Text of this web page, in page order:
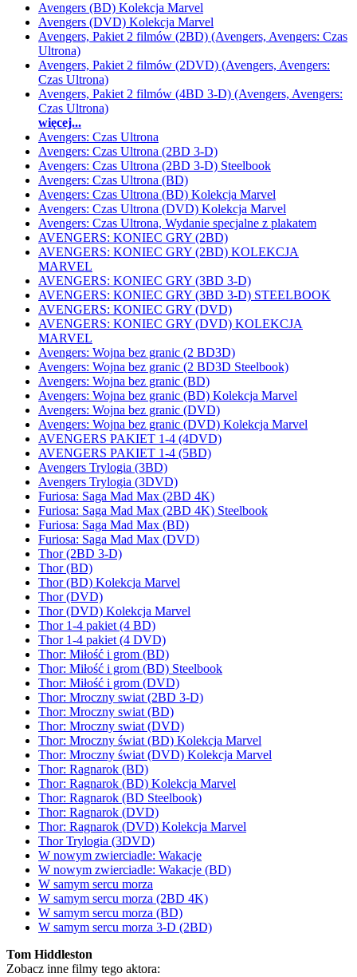
Avengers (BD) Kolekcja Marvel
Avengers (DVD) Kolekcja Marvel
Avengers, Pakiet 2 filmów (2BD) (Avengers, Avengers: Czas
Ultrona)
Avengers, Pakiet 2 filmów (2DVD) (Avengers, Avengers:
Czas Ultrona)
Avengers, Pakiet 2 filmów (4BD 3-D) (Avengers, Avengers:
Czas Ultrona)
więcej...
Avengers: Czas Ultrona
Avengers: Czas Ultrona (2BD 3-D)
Avengers: Czas Ultrona (2BD 3-D) Steelbook
Avengers: Czas Ultrona (BD)
Avengers: Czas Ultrona (BD) Kolekcja Marvel
Avengers: Czas Ultrona (DVD) Kolekcja Marvel
Avengers: Czas Ultrona, Wydanie specjalne z plakatem
AVENGERS: KONIEC GRY (2BD)
AVENGERS: KONIEC GRY (2BD) KOLEKCJA
MARVEL
AVENGERS: KONIEC GRY (3BD 3-D)
AVENGERS: KONIEC GRY (3BD 3-D) STEELBOOK
AVENGERS: KONIEC GRY (DVD)
AVENGERS: KONIEC GRY (DVD) KOLEKCJA
MARVEL
Avengers: Wojna bez granic (2 BD3D)
Avengers: Wojna bez granic (2 BD3D Steelbook)
Avengers: Wojna bez granic (BD)
Avengers: Wojna bez granic (BD) Kolekcja Marvel
Avengers: Wojna bez granic (DVD)
Avengers: Wojna bez granic (DVD) Kolekcja Marvel
AVENGERS PAKIET 1-4 (4DVD)
AVENGERS PAKIET 1-4 (5BD)
Avengers Trylogia (3BD)
Avengers Trylogia (3DVD)
Furiosa: Saga Mad Max (2BD 4K)
Furiosa: Saga Mad Max (2BD 4K) Steelbook
Furiosa: Saga Mad Max (BD)
Furiosa: Saga Mad Max (DVD)
Thor (2BD 3-D)
Thor (BD)
Thor (BD) Kolekcja Marvel
Thor (DVD)
Thor (DVD) Kolekcja Marvel
Thor 1-4 pakiet (4 BD)
Thor 1-4 pakiet (4 DVD)
Thor: Miłość i grom (BD)
Thor: Miłość i grom (BD) Steelbook
Thor: Miłość i grom (DVD)
Thor: Mroczny swiat (2BD 3-D)
Thor: Mroczny swiat (BD)
Thor: Mroczny swiat (DVD)
Thor: Mroczny świat (BD) Kolekcja Marvel
Thor: Mroczny świat (DVD) Kolekcja Marvel
Thor: Ragnarok (BD)
Thor: Ragnarok (BD) Kolekcja Marvel
Thor: Ragnarok (BD Steelbook)
Thor: Ragnarok (DVD)
Thor: Ragnarok (DVD) Kolekcja Marvel
Thor Trylogia (3DVD)
W nowym zwierciadle: Wakacje
W nowym zwierciadle: Wakacje (BD)
W samym sercu morza
W samym sercu morza (2BD 4K)
W samym sercu morza (BD)
W samym sercu morza 3-D (2BD)
Tom Hiddleston
Zobacz inne filmy tego aktora: